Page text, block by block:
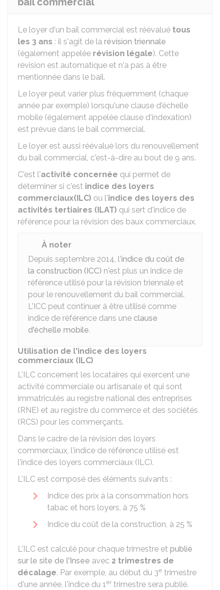
Le loyer d'un bail commercial est réévalué tous
les 3 ans : il s'agit de la révision triennale
(également appelée révision légale). Cette
révision est automatique et n'a pas à être
mentionnée dans le bail.
Le loyer peut varier plus fréquemment (chaque
année par exemple) lorsqu'une clause d'échelle
mobile (également appelée clause d'indexation)
est prévue dans le bail commercial.
Le loyer est aussi réévalué lors du renouvellement
du bail commercial, c'est-à-dire au bout de 9 ans.
C'est l'activité concernée qui permet de
déterminer si c'est indice des loyers
commerciaux(ILC) ou l'indice des loyers des
activités tertiaires (ILAT) qui sert d'indice de
référence pour la révision des baux commerciaux.
À noter
Depuis septembre 2014, l'indice du coût de
la construction (ICC) n'est plus un indice de
référence utilisé pour la révision triennale et
pour le renouvellement du bail commercial.
L'ICC peut continuer à être utilisé comme
indice de référence dans une clause
d'échelle mobile.
Utilisation de l'indice des loyers
commerciaux (ILC)
L'ILC concernent les locataires qui exercent une
activité commerciale ou artisanale et qui sont
immatriculés au registre national des entreprises
(RNE) et au registre du commerce et des sociétés
(RCS) pour les commerçants.
Dans le cadre de la révision des loyers
commerciaux, l'indice de référence utilisé est
l'indice des loyers commerciaux (ILC).
L'ILC est composé des éléments suivants :
Indice des prix à la consommation hors
tabac et hors loyers, à 75 %
Indice du coût de la construction, à 25 %
L'ILC est calculé pour chaque trimestre et publié
sur le site de l'Insee avec 2 trimestres de
décalage. Par exemple, au début du 3e trimestre
d'une année, l'indice du 1er trimestre sera publié.